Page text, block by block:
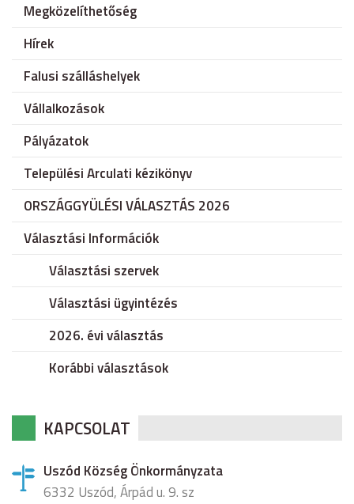
Megközelíthetőség
Hírek
Falusi szálláshelyek
Vállalkozások
Pályázatok
Települési Arculati kézikönyv
ORSZÁGGYÜLÉSI VÁLASZTÁS 2026
Választási Információk
Választási szervek
Választási ügyintézés
2026. évi választás
Korábbi választások
KAPCSOLAT
Uszód Község Önkormányzata
6332 Uszód, Árpád u. 9. sz